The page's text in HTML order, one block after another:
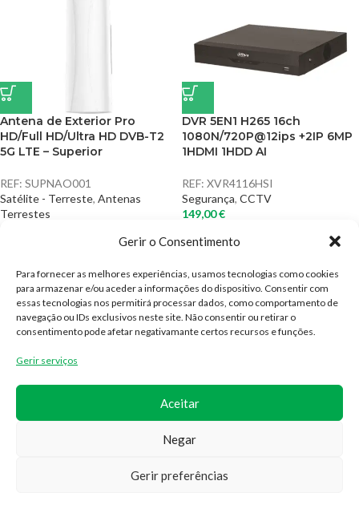
Gerir o Consentimento
Para fornecer as melhores experiências, usamos tecnologias como cookies
para armazenar e/ou aceder a informações do dispositivo. Consentir com
essas tecnologias nos permitirá processar dados, como comportamento de
navegação ou IDs exclusivos neste site. Não consentir ou retirar o
consentimento pode afetar negativamante certos recursos e funções.
Gerir serviços
Aceitar
Negar
Gerir preferências
Antena de Exterior Pro
HD/Full HD/Ultra HD DVB-T2
5G LTE – Superior
REF: SUPNAO001
Satélite - Terreste, Antenas
Terrestes
DVR 5EN1 H265 16ch
1080N/720P@12ips +2IP 6MP
1HDMI 1HDD AI
REF: XVR4116HSI
Segurança, CCTV
149,00€
1 2 →
(+351) 300 527 739